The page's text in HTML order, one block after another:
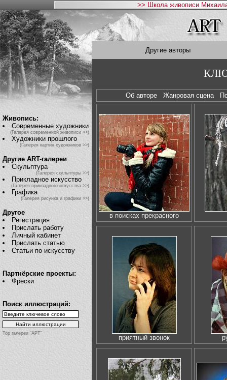
>> Школа живописи
Живопись:
Современные художники
(Галерея современной живописи >>)
Художники прошлого
(Галерея картин художников >>)
Другие ART-галереи
Скульптура
(Галерея скульптуры >>)
Прикладное искусство
(Галерея прикладного искусства >>)
Графика
(Галерея рисунка и графики >>)
Другое
Регистрация
Прислать работу
Личный кабинет
Прислать статью
Статьи по искусству
Партнёрские проекты:
Фрески
Поиск иллюстраций:
Top галереи "АРТ"
Другие авторы
Об авторе Жанровая сцена
в поисках прекрасного
приятный звонок